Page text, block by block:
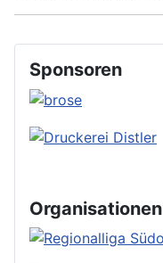
Sponsoren
Organisationen